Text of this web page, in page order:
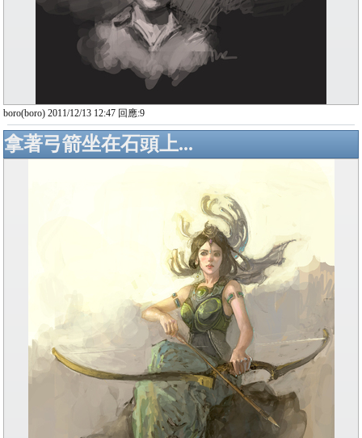
boro(boro) 2011/12/13 12:47 回應:9
拿著弓箭坐在石頭上...